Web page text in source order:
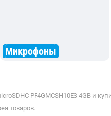
Микрофоны
PF4GMCSH10ES 4GB и
товаров.